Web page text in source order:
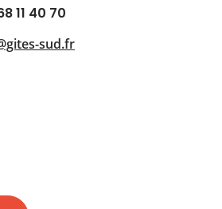
11 40 70
sud.fr